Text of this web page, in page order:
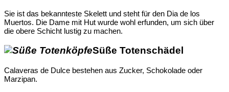
Sie ist das bekannteste Skelett und steht für den Dia de los
Muertos. Die Dame mit Hut wurde wohl erfunden, um sich über
die obere Schicht lustig zu machen.
Süße Totenschädel
Calaveras de Dulce bestehen aus Zucker, Schokolade oder
Marzipan.